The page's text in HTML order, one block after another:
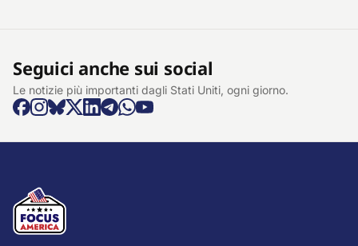
Seguici anche sui social
Le notizie più importanti dagli Stati Uniti, ogni giorno.